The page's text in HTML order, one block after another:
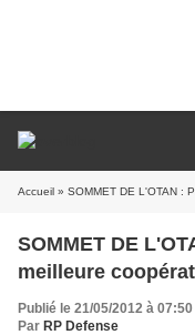
Accueil » SOMMET DE L'OTAN :
SOMMET DE
meilleure
Publié le 21/05/2012 à 07:50
Par RP Defense